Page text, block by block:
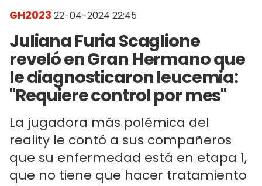
GH2023 22-04-2024 22:45
Juliana Furia Scaglione
reveló en Gran Hermano que
le diagnosticaron leucemia:
"Requiere control por mes"
La jugadora más polémica del
reality le contó a sus compañeros
que su enfermedad está en etapa 1,
que no tiene que hacer tratamiento